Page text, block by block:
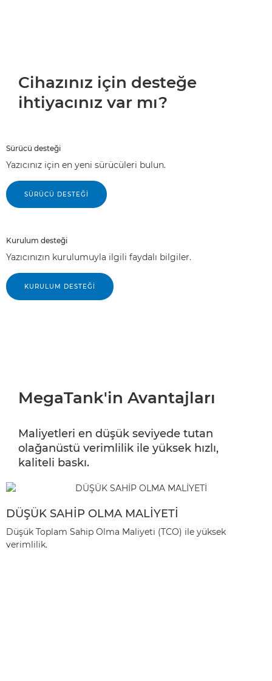
Cihazınız için desteğe
ihtiyacınız var mı?
Sürücü desteği
Yazıcınız için en yeni sürücüleri bulun.
SÜRÜCÜ DESTEĞİ
Kurulum desteği
Yazıcınızın kurulumuyla ilgili faydalı bilgiler.
KURULUM DESTEĞİ
MegaTank'in Avantajları
Maliyetleri en düşük seviyede tutan
olağanüstü verimlilik ile yüksek hızlı,
kaliteli baskı.
DÜŞÜK SAHİP OLMA MALİYETİ
Düşük Toplam Sahip Olma Maliyeti (TCO) ile yüksek
verimlilik.